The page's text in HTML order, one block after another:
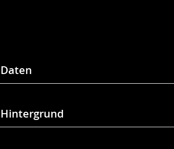
Daten
Hintergrund